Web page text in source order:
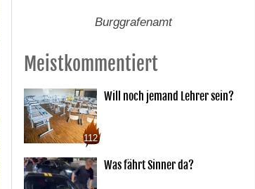
Burggrafenamt
Meistkommentiert
112
Will noch jemand Lehrer sein?
Was fährt Sinner da?